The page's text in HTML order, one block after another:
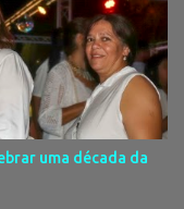
4 de Agosto, - mas
desenvolvida pelo
GNR, "no âmbito de
Guarda detetaram
pela prática de
que
Foi no decorrer
suspeito no interior
uma década da